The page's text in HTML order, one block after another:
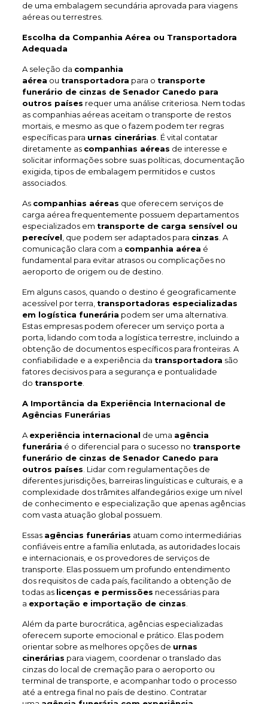
de uma embalagem secundária aprovada para viagens
aéreas ou terrestres.
Escolha da Companhia Aérea ou Transportadora
Adequada
A seleção da companhia
aérea ou transportadora para o transporte
funerário de cinzas de Senador Canedo para
outros países requer uma análise criteriosa. Nem todas
as companhias aéreas aceitam o transporte de restos
mortais, e mesmo as que o fazem podem ter regras
específicas para urnas cinerárias . É vital contatar
diretamente as companhias aéreas de interesse e
solicitar informações sobre suas políticas, documentação
exigida, tipos de embalagem permitidos e custos
associados.
As companhias aéreas que oferecem serviços de
carga aérea frequentemente possuem departamentos
especializados em transporte de carga sensível ou
perecível , que podem ser adaptados para cinzas . A
comunicação clara com a companhia aérea é
fundamental para evitar atrasos ou complicações no
aeroporto de origem ou de destino.
Em alguns casos, quando o destino é geograficamente
acessível por terra, transportadoras especializadas
em logística funerária podem ser uma alternativa.
Estas empresas podem oferecer um serviço porta a
porta, lidando com toda a logística terrestre, incluindo a
obtenção de documentos específicos para fronteiras. A
confiabilidade e a experiência da transportadora são
fatores decisivos para a segurança e pontualidade
do transporte.
A Importância da Experiência Internacional de
Agências Funerárias
A experiência internacional de uma agência
funerária é o diferencial para o sucesso no transporte
funerário de cinzas de Senador Canedo para
outros países . Lidar com regulamentações de
diferentes jurisdições, barreiras linguísticas e culturais, e a
complexidade dos trâmites alfandegários exige um nível
de conhecimento e especialização que apenas agências
com vasta atuação global possuem.
Essas agências funerárias atuam como intermediárias
confiáveis entre a família enlutada, as autoridades locais
e internacionais, e os provedores de serviços de
transporte. Elas possuem um profundo entendimento
dos requisitos de cada país, facilitando a obtenção de
todas as licenças e permissões necessárias para
a exportação e importação de cinzas
Além da parte burocrática, agências especializadas
oferecem suporte emocional e prático. Elas podem
orientar sobre as melhores opções de urnas
cinerárias para viagem, coordenar o translado das
cinzas do local de cremação para o aeroporto ou
terminal de transporte, e acompanhar todo o processo
até a entrega final no país de destino. Contratar